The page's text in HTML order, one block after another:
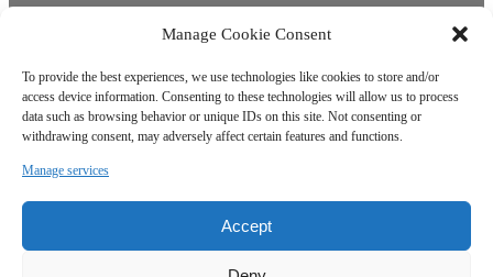
Manage Cookie Consent
To provide the best experiences, we use technologies like cookies to store and/or
access device information. Consenting to these technologies will allow us to process
data such as browsing behavior or unique IDs on this site. Not consenting or
withdrawing consent, may adversely affect certain features and functions.
Manage services
Accept
+39 333 1422999
+39 333 1422999
info@ecosportsardinia.it